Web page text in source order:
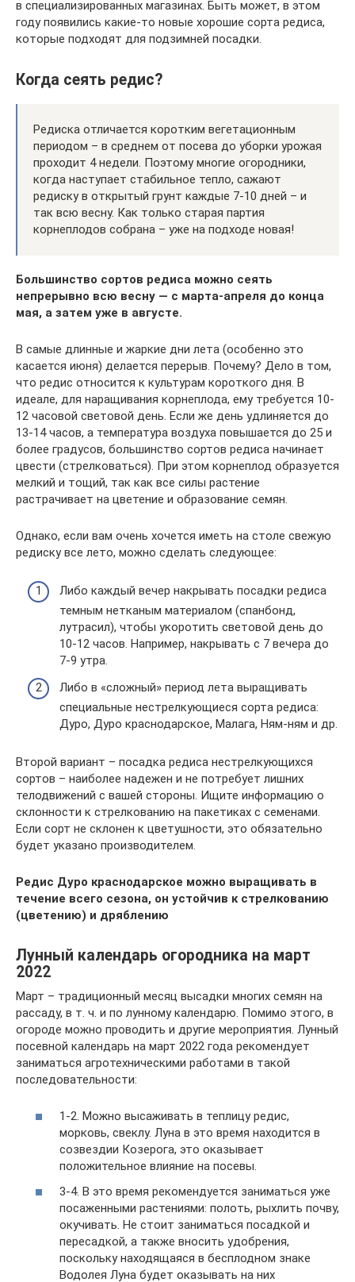
в специализированных магазинах. Быть может, в этом
году появились какие-то новые хорошие сорта редиса,
которые подходят для подзимней посадки.
Когда сеять редис?
Редиска отличается коротким вегетационным
периодом – в среднем от посева до уборки урожая
проходит 4 недели. Поэтому многие огородники,
когда наступает стабильное тепло, сажают
редиску в открытый грунт каждые 7-10 дней – и
так всю весну. Как только старая партия
корнеплодов собрана – уже на подходе новая!
Большинство сортов редиса можно сеять
непрерывно всю весну — с марта-апреля до конца
мая, а затем уже в августе.
В самые длинные и жаркие дни лета (особенно это
касается июня) делается перерыв. Почему? Дело в том,
что редис относится к культурам короткого дня. В
идеале, для наращивания корнеплода, ему требуется 10-
12 часовой световой день. Если же день удлиняется до
13-14 часов, а температура воздуха повышается до 25 и
более градусов, большинство сортов редиса начинает
цвести (стрелковаться). При этом корнеплод образуется
мелкий и тощий, так как все силы растение
растрачивает на цветение и образование семян.
Однако, если вам очень хочется иметь на столе свежую
редиску все лето, можно сделать следующее:
Либо каждый вечер накрывать посадки редиса
темным нетканым материалом (спанбонд,
лутрасил), чтобы укоротить световой день до
10-12 часов. Например, накрывать с 7 вечера до
7-9 утра.
Либо в «сложный» период лета выращивать
специальные нестрелкующиеся сорта редиса:
Дуро, Дуро краснодарское, Малага, Ням-ням и др.
Второй вариант – посадка редиса нестрелкующихся
сортов – наиболее надежен и не потребует лишних
телодвижений с вашей стороны. Ищите информацию о
склонности к стрелкованию на пакетиках с семенами.
Если сорт не склонен к цветушности, это обязательно
будет указано производителем.
Редис Дуро краснодарское можно выращивать в
течение всего сезона, он устойчив к стрелкованию
(цветению) и дряблению
Лунный календарь огородника на март
2022
Март – традиционный месяц высадки многих семян на
рассаду, в т. ч. и по лунному календарю. Помимо этого, в
огороде можно проводить и другие мероприятия. Лунный
посевной календарь на март 2022 года рекомендует
заниматься агротехническими работами в такой
последовательности:
1-2. Можно высаживать в теплицу редис,
морковь, свеклу. Луна в это время находится в
созвездии Козерога, это оказывает
положительное влияние на посевы.
3-4. В это время рекомендуется заниматься уже
посаженными растениями: полоть, рыхлить почву,
окучивать. Не стоит заниматься посадкой и
пересадкой, а также вносить удобрения,
поскольку находящаяся в бесплодном знаке
Водолея Луна будет оказывать на них